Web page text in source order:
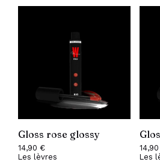
Gloss rose glossy
14,90 €
Les lèvres
14,90
Les